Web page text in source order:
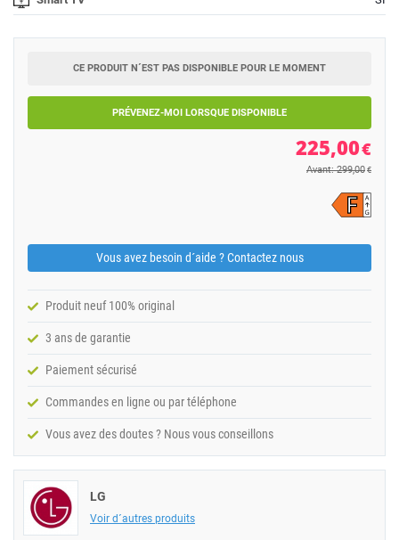
CE PRODUIT N´EST PAS DISPONIBLE POUR LE MOMENT
PRÉVENEZ-MOI LORSQUE DISPONIBLE
225,00€
Avant: 299,00 €
Vous avez besoin d´aide ? Contactez nous
Produit neuf 100% original
3 ans de garantie
Paiement sécurisé
Commandes en ligne ou par téléphone
Vous avez des doutes ? Nous vous conseillons
LG
Voir d´autres produits